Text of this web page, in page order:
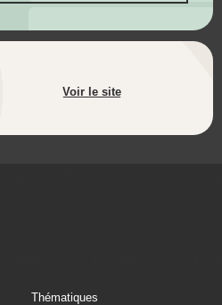
Voir le site
Thématiques